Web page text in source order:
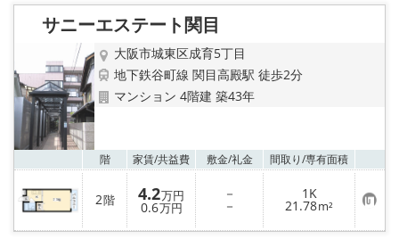
り
サニーエステート関目
大阪市城東区成育5丁目
地下鉄谷町線 関目高殿駅 徒歩2分
マンション 4階建 築43年
階 家賃/共益費 敷金/礼金 間取り/専有面積
2階 4.2万円
0.6万円
－
－
1K
21.78m² お
気
に